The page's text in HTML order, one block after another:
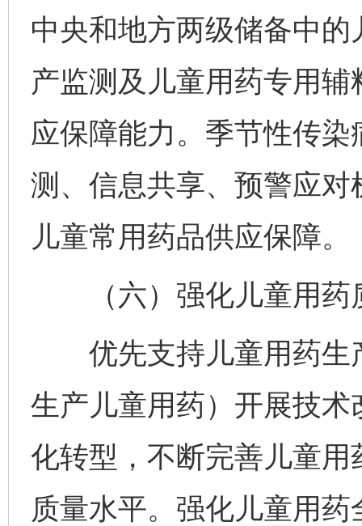
中央和地方两级储备中
产监测及儿童用药专用
应保障能力。季节性传
测、信息共享、预警应
儿童常用药品供应保障。
（六）强化儿童用药
优先支持儿童用药生
生产儿童用药）开展技
化转型，不断完善儿童
质量水平。强化儿童用